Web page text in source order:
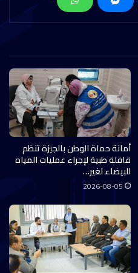
أمانة حماة الوطن بالجيزة تنظم
قافلة طبية لإجراء عمليات المياه
البيضاء لغير…
2026-08-05